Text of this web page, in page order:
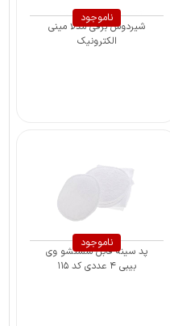
ناموجود
شیردوش برقی مدلا مینی
الکترونیک
ناموجود
پد سینه قابل شستشو وی
بیبی ۴ عددی کد ۱۱۵